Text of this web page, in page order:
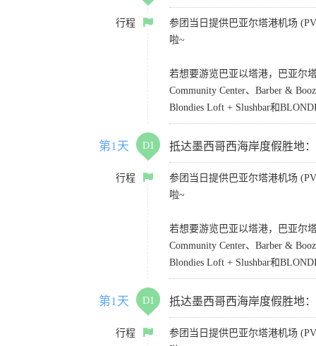
行程
参团当日提供巴亚尔塔港机场
啦~
若想要游览巴亚以塔港，巴亚尔
Community Center、Barber &
Blondies Loft + Slushbar和
第1天 D1 抵达墨西哥西海岸度假胜地：
行程
参团当日提供巴亚尔塔港机场
啦~
若想要游览巴亚以塔港，巴亚尔
Community Center、Barber &
Blondies Loft + Slushbar和
第1天 D1 抵达墨西哥西海岸度假胜地：
行程
参团当日提供巴亚尔塔港机场